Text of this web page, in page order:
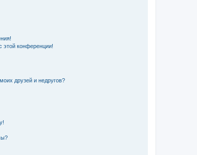
этой конференции!
друзей и недругов?